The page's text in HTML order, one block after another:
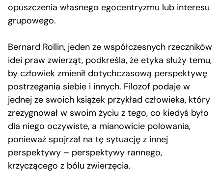
opuszczenia własnego egocentryzmu lub interesu
grupowego.
Bernard Rollin, jeden ze współczesnych rzeczników
idei praw zwierząt, podkreśla, że etyka służy temu,
by człowiek zmienił dotychczasową perspektywę
postrzegania siebie i innych. Filozof podaje w
jednej ze swoich książek przykład człowieka, który
zrezygnował w swoim życiu z tego, co kiedyś było
dla niego oczywiste, a mianowicie polowania,
ponieważ spojrzał na tę sytuację z innej
perspektywy – perspektywy rannego,
krzyczącego z bólu zwierzęcia.